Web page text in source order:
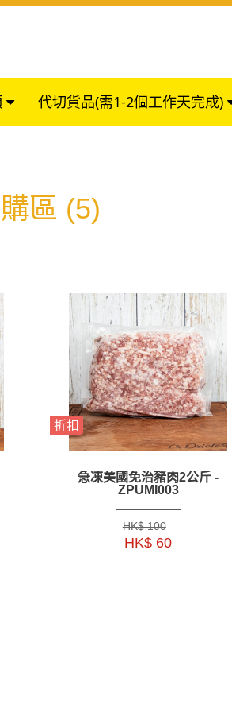
代切貨品(需1-2個工作天完成)
區 (5)
折扣
急凍美國免治豬肉2公斤 -
ZPUMI003
HK$ 100
HK$ 60